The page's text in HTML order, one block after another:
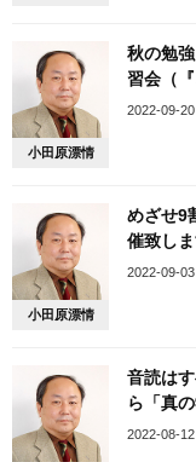
小田原漂情
秋の勉
習会（
2022-09-20
小田原漂情
めざせ9
催致しま
2022-09-03
音読は
ら「真
2022-08-12